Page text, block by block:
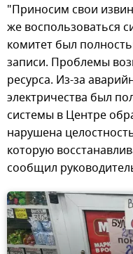
"Приносим свои
же воспользоваться
комитет был
записи. Проблемы
ресурса. Из-за
электричества был
системы в Центре
нарушена
которую
сообщил